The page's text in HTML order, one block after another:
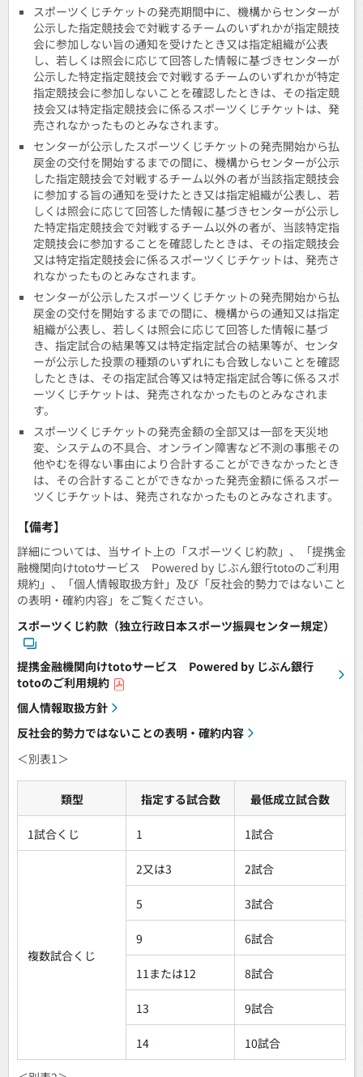
スポーツくじチケットの発売期間中に、機構からセンターが
公示した指定競技会で対戦するチームのいずれかが指定競技
会に参加しない旨の通知を受けたとき又は指定組織が公表
し、若しくは照会に応じて回答した情報に基づきセンターが
公示した特定指定競技会で対戦するチームのいずれかが特定
指定競技会に参加しないことを確認したときは、その指定競
技会又は特定指定競技会に係るスポーツくじチケットは、発
売されなかったものとみなされます。
センターが公示したスポーツくじチケットの発売開始から払
戻金の交付を開始するまでの間に、機構からセンターが公示
した指定競技会で対戦するチーム以外の者が当該指定競技会
に参加する旨の通知を受けたとき又は指定組織が公表し、若
しくは照会に応じて回答した情報に基づきセンターが公示し
た特定指定競技会で対戦するチーム以外の者が、当該特定指
定競技会に参加することを確認したときは、その指定競技会
又は特定指定競技会に係るスポーツくじチケットは、発売さ
れなかったものとみなされます。
センターが公示したスポーツくじチケットの発売開始から払
戻金の交付を開始するまでの間に、機構からの通知又は指定
組織が公表し、若しくは照会に応じて回答した情報に基づ
き、指定試合の結果等又は特定指定試合の結果等が、センタ
ーが公示した投票の種類のいずれにも合致しないことを確認
したときは、その指定試合等又は特定指定試合等に係るスポ
ーツくじチケットは、発売されなかったものとみなされま
す。
スポーツくじチケットの発売金額の全部又は一部を天災地
変、システムの不具合、オンライン障害など不測の事態その
他やむを得ない事由により合計することができなかったとき
は、その合計することができなかった発売金額に係るスポー
ツくじチケットは、発売されなかったものとみなされます。
【備考】
詳細については、当サイト上の「スポーツくじ約款」、「提携金
融機関向けtotoサービス Powered by じぶん銀行totoのご利用
規約」、「個人情報取扱方針」及び「反社会的勢力ではないこと
の表明・確約内容」をご覧ください。
スポーツくじ約款（独立行政日本スポーツ振興センター規定）
提携金融機関向けtotoサービス Powered by じぶん銀行
totoのご利用規約
個人情報取扱方針
反社会的勢力ではないことの表明・確約内容
＜別表1＞
類型 指定する試合数 最低成立試合数
1試合くじ 1 1試合
複数試合くじ
2又は3 2試合
5 3試合
9 6試合
11または12 8試合
13 9試合
14 10試合